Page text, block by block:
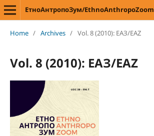
ЕтноАнтропоЗум/EthnoAnthropoZoom
Home / Archives / Vol. 8 (2010): ЕАЗ/EAZ
Vol. 8 (2010): ЕАЗ/EAZ